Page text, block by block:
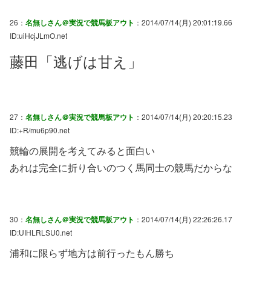
26： 名無しさん＠実況で競馬板アウト ：2014/07/14(月) 20:01:19.66
ID:uiHcjJLmO.net
藤田「逃げは甘え」
27： 名無しさん＠実況で競馬板アウト ：2014/07/14(月) 20:20:15.23
ID:+R/mu6p90.net
競輪の展開を考えてみると面白い
あれは完全に折り合いのつく馬同士の競馬だからな
30： 名無しさん＠実況で競馬板アウト ：2014/07/14(月) 22:26:26.17
ID:UIHLRLSU0.net
浦和に限らず地方は前行ったもん勝ち